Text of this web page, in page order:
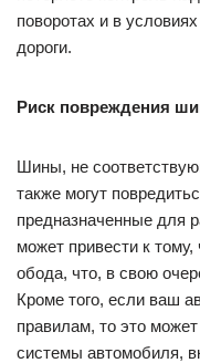
поворотах и в
дороги.
Риск повреждения
Шины, не
также могут
предназначенные для
может привести к
обода, что, в свою
Кроме того, если ваш
правилам, то это
системы автомобиля,